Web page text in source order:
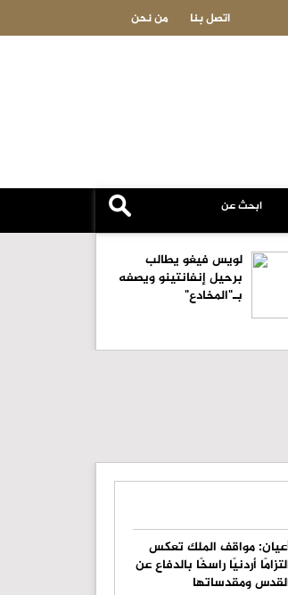
وزارة الثقافة تطلق المخيممن نحن اتصل بنا
لويس فيغو يطالب
برحيل إنفانتينو ويصفه
بـ"المخادع"
مواقف الملك تعكس
أردنيًا راسخًا بالدفاع عن
ومقدساتها